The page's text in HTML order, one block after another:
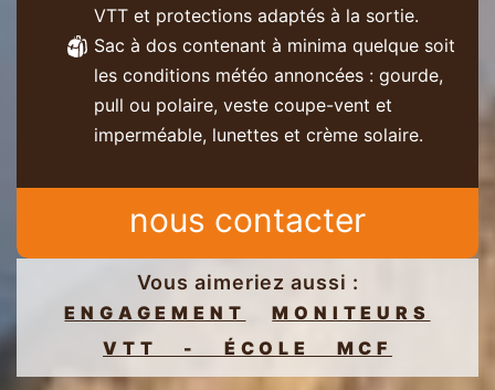
VTT et protections adaptés à la sortie.
Sac à dos contenant à minima quelque soit
les conditions météo annoncées : gourde,
pull ou polaire, veste coupe-vent et
imperméable, lunettes et crème solaire.
nous contacter
Vous aimeriez aussi :
ENGAGEMENT
MONITEURS
VTT - ÉCOLE MCF